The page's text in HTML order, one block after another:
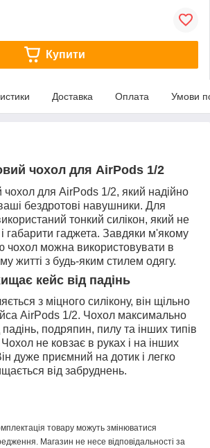
Купити
Доставка Оплата Умови
чохол для AirPods 1/2
чохол для AirPods 1/2, який надійно
бездротові навушники. Для
тонкий силікон, який не
габарити гаджета. Завдяки м'якому
чохол можна використовувати в
житті з будь-яким стилем одягу.
кейс від падінь
з міцного силікону, він щільно
AirPods 1/2. Чохол максимально
подряпин, пилу та інших типів
не ковзає в руках і на інших
дуже приємний на дотик і легко
від забруднень.
товару можуть змінюватися
Магазин не несе відповідальності за